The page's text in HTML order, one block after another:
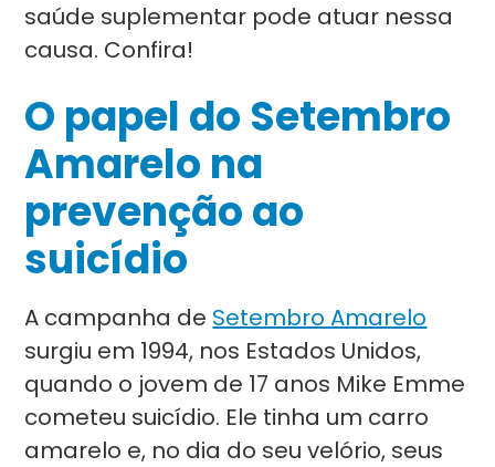
saúde suplementar pode atuar nessa
causa. Confira!
O papel do Setembro
Amarelo na
prevenção ao
suicídio
A campanha de Setembro Amarelo
surgiu em 1994, nos Estados Unidos,
quando o jovem de 17 anos Mike Emme
cometeu suicídio. Ele tinha um carro
amarelo e, no dia do seu velório, seus